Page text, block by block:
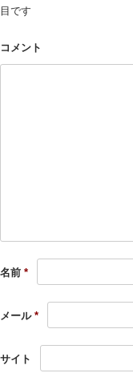
目です
コメント
名前 *
メール *
サイト